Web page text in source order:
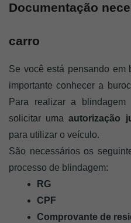
Documentação
carro
Se você está pensando em
importante conhecer a
Para realizar a
solicitar uma autorização
para utilizar o veículo.
São necessários os
processo de blindagem:
RG
CPF
Comprovante de